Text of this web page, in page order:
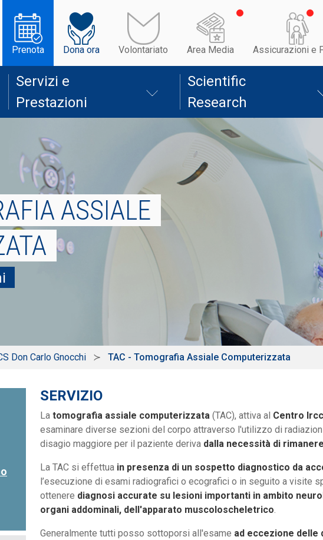
Prenota Dona ora Volontariato Area Media Assicurazioni e
Servizi e
Prestazioni
Scientific
Research
ASSIALE
Don Carlo Gnocchi TAC - Tomografia Assiale Computerizzata
SERVIZIO
La tomografia assiale computerizzata (TAC), attiva al Centro
esaminare diverse sezioni del corpo attraverso l'utilizzo di
disagio maggiore per il paziente deriva dalla necessità di
La TAC si effettua in presenza di un sospetto diagnostico da
l’esecuzione di esami radiografici o ecografici o in seguito a visite
ottenere diagnosi accurate su lesioni importanti in ambito
organi addominali, dell'apparato muscoloscheletrico.
Generalmente tutti posso sottoporsi all'esame ad eccezione delle